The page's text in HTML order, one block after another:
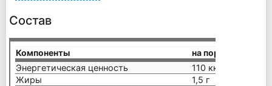
Состав
Компоненты
на порцию (30 г)
Энергетическая ценность
110 ккал
Жиры
1,5 г